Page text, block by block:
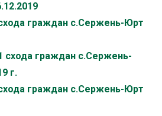
граждан с.Сержень-Юрт
схода граждан с.Сержень-
г.
граждан с.Сержень-Юрт